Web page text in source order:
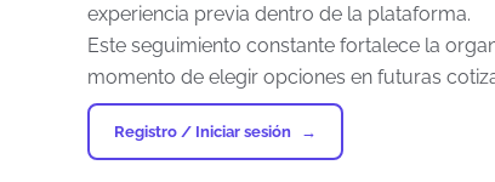
experiencia previa dentro de la plataforma.
Este seguimiento constante fortalece la
momento de elegir opciones en futuras
Registro / Iniciar sesión